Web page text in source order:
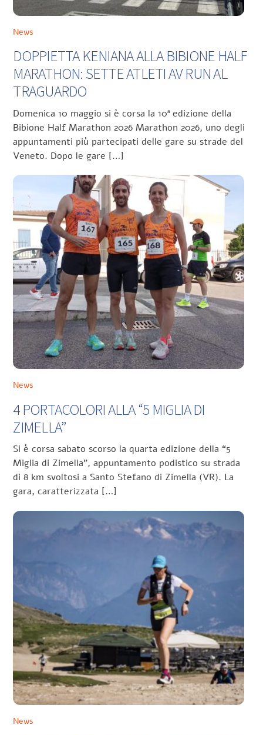
News
DOPPIETTA KENIANA ALLA BIBIONE HALF
MARATHON: SETTE ATLETI AV RUN AL
TRAGUARDO
Domenica 10 maggio si è corsa la 10ª edizione della
Bibione Half Marathon 2026 Marathon 2026, uno degli
appuntamenti più partecipati delle gare su strade del
Veneto. Dopo le gare […]
News
4 PORTACOLORI ALLA “5 MIGLIA DI
ZIMELLA”
Si è corsa sabato scorso la quarta edizione della “5
Miglia di Zimella”, appuntamento podistico su strada
di 8 km svoltosi a Santo Stefano di Zimella (VR). La
gara, caratterizzata […]
News